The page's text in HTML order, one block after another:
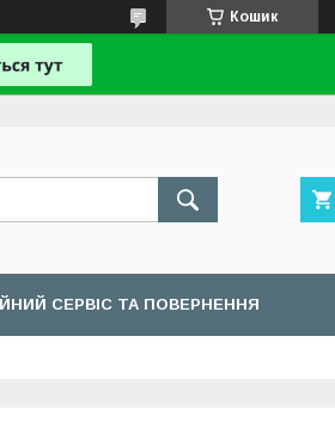
Кошик
СЕРВІС ТА ПОВЕРНЕННЯ